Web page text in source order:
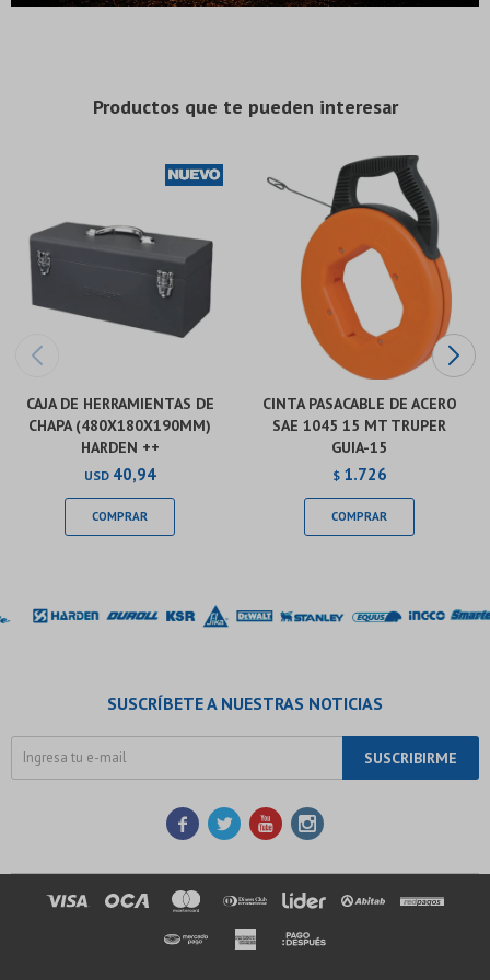
Productos que te pueden interesar
CAJA DE HERRAMIENTAS DE
CHAPA (480X180X190MM)
HARDEN ++
USD 40,94
CINTA PASACABLE DE ACERO
SAE 1045 15 MT TRUPER
GUIA-15
$ 1.726
SUSCRÍBETE A NUESTRAS NOTICIAS
SUSCRIBIRME
   